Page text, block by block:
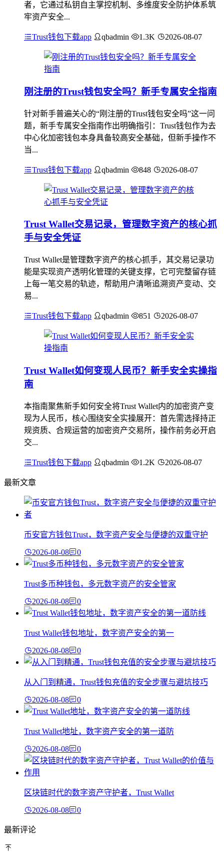
者，它通过私钥自主掌控机制、多维度安全防护体系筑
牢资产安全...
Trust钱包下载app qbadmin 1.3K 2026-08-07
刚注册的Trust钱包安全吗？新手专属安全指南
针对新手普遍关心的“刚注册的Trust钱包安全吗”这一问
题，新手专属安全指南作出明确指引：Trust钱包作为去
中心化加密钱包本身具备较高安全基础，但新手操作不
当...
Trust钱包下载app qbadmin 848 2026-08-07
Trust Wallet交易记录，管理数字资产的核心抓
手与安全凭证
Trust Wallet是管理数字资产的核心抓手，其交易记录功
能是实现资产透明化管理的关键支撑，它可完整留存链
上每一笔交易的轨迹，帮助用户清晰追溯资产变动、交
易...
Trust钱包下载app qbadmin 851 2026-08-07
Trust Wallet如何变现人民币？新手安全实操指
南
本指南聚焦新手如何安全将Trust Wallet内的加密资产变
现为人民币，核心围绕安全实操展开：首先需选择持正
规资质、合规运营的加密资产交易所，操作前务必开启
交...
Trust钱包下载app qbadmin 1.2K 2026-08-07
最新文章
币安官方钱包Trust，数字资产安全与便捷的双重守护
2026-08-08 0
Trust多币种钱包，多元数字资产的安全管家
2026-08-08 0
Trust Wallet钱包地址，数字资产安全的第一
2026-08-08 0
从入门到精通，Trust钱包充值的安全步骤与避坑技巧
2026-08-08 0
Trust Wallet地址，数字资产安全的第一道防
2026-08-08 0
区块链时代的数字资产守护者，Trust Wallet
2026-08-08 0
最新评论